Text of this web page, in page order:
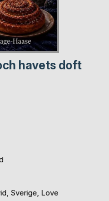
havets doft
Sverige, Love